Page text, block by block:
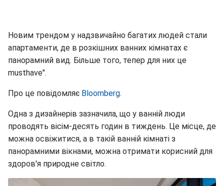
Новим трендом у надзвичайно багатих людей стали
апартаменти, де в розкішних ванних кімнатах є
панорамний вид. Більше того, тепер для них це
musthave".
Про це повідомляє Bloomberg.
Одна з дизайнерів зазначила, що у ванній люди
проводять вісім-десять годин в тиждень. Це місце, де
можна освіжитися, а в такій ванній кімнаті з
панорамними вікнами, можна отримати корисний для
здоров'я природне світло.